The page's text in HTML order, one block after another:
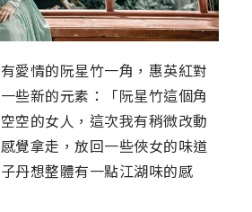
愛情的阮星竹一角，惠英紅對
些新的元素：「阮星竹這個角
空的女人，這次我有稍微改動
覺拿走，放回一些俠女的味道
丹想整體有一點江湖味的感